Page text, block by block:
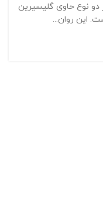
دو نوع حاوی گلیسیرین
این روان...